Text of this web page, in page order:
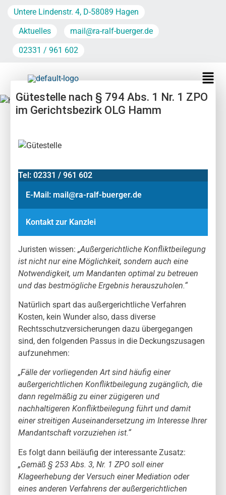
Untere Lindenstr. 4, D-58089 Hagen
Aktuelles
mail@ra-ralf-buerger.de
02331 / 961 602
Gütestelle nach § 794 Abs. 1 Nr. 1 ZPO
im Gerichtsbezirk OLG Hamm
Tel: 02331 / 961 602
E-Mail: mail@ra-ralf-buerger.de
Kontakt zur Kanzlei
Juristen wissen: „Außergerichtliche Konfliktbeilegung
ist nicht nur eine Möglichkeit, sondern auch eine
Notwendigkeit, um Mandanten optimal zu betreuen
und das bestmögliche Ergebnis herauszuholen.“
Natürlich spart das außergerichtliche Verfahren
Kosten, kein Wunder also, dass diverse
Rechtsschutzversicherungen dazu übergegangen
sind, den folgenden Passus in die Deckungszusagen
aufzunehmen:
„Fälle der vorliegenden Art sind häufig einer
außergerichtlichen Konfliktbeilegung zugänglich, die
dann regelmäßig zu einer zügigeren und
nachhaltigeren Konfliktbeilegung führt und damit
einer streitigen Auseinandersetzung im Interesse Ihrer
Mandantschaft vorzuziehen ist.“
Es folgt dann beiläufig der interessante Zusatz:
„Gemäß § 253 Abs. 3, Nr. 1 ZPO soll einer
Klageerhebung der Versuch einer Mediation oder
eines anderen Verfahrens der außergerichtlichen